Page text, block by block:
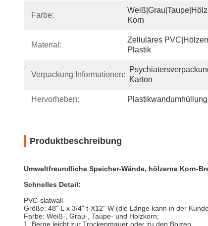
Farbe:
Korn
Material:
Zelluläres
Plastik
Verpackung Informationen:
Karton
Hervorheben: Plastikwandumhüllung
Produktbeschreibung
Umweltfreundliche Speicher-Wände, hölzerne Korn-
Schnelles Detail:
PVC-slatwall
Größe: 48" L x 3/4" t-X12“ W (die Länge kann in der
Farbe: Weiß-, Grau-, Taupe- und Holzkorn;
1. Berge leicht zur Trockenmauer oder zu den Bolzen.